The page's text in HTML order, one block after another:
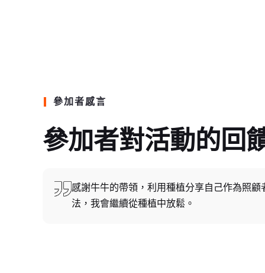
參加者感言
參加者對活動的回
感謝牛牛的帶領，利用種植分享自己作為照
法，我會繼續從種植中放鬆。